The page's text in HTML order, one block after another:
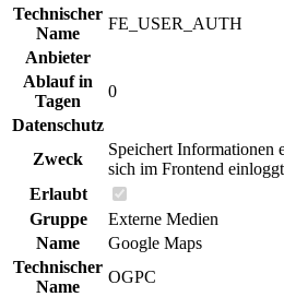
Technischer
Name
FE_USER_AUTH
Anbieter
Ablauf in
Tagen
0
Datenschutz
Zweck
Speichert Informationen
sich im Frontend
Erlaubt
Gruppe
Externe Medien
Name
Google Maps
Technischer
Name
OGPC